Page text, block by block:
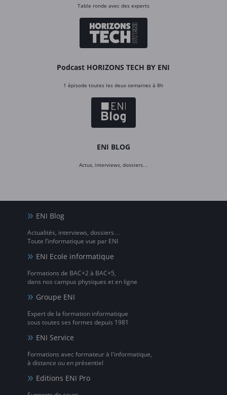
Table ronde avec des experts
Podcast HORIZONS TECH BY ENI
1 épisode toutes les deux semaines à 8h
ENI BLOG
Actus, interviews, dossiers…
ENI Blog
Actualités, interviews, dossiers…
Toute l’informatique vue par ENI
ENI Ecole informatique
Formations de BAC+2 à BAC+5,
dans nos campus physiques et en ligne
Groupe ENI
Expert de la formation informatique
sous toutes ses formes depuis 1981
ENI Service
Formations avec formateur à l'informatique,
à distance ou en présentiel
Editions ENI Pro